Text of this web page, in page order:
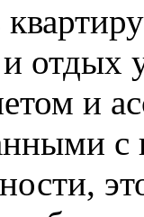
отдых
и